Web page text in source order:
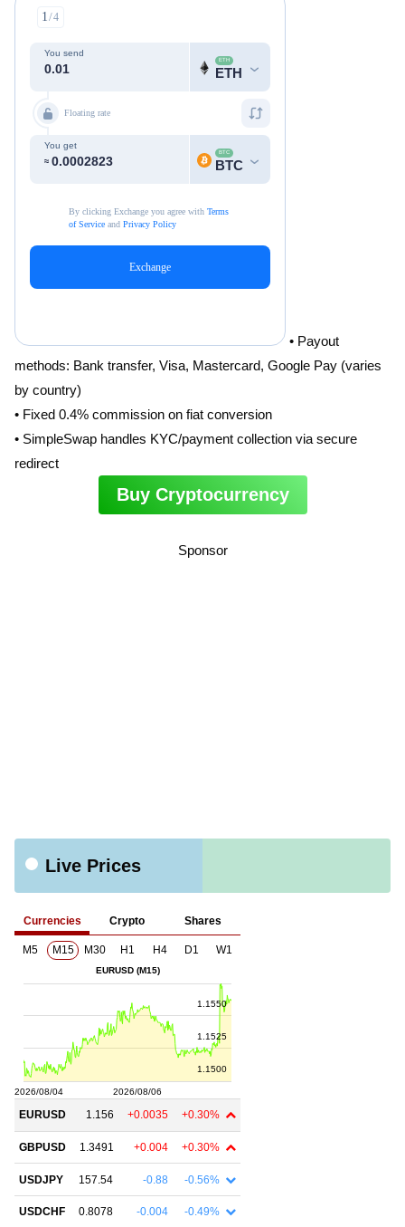
• Payout
methods: Bank transfer, Visa, Mastercard, Google Pay (varies
by country)
• Fixed 0.4% commission on fiat conversion
• SimpleSwap handles KYC/payment collection via secure
redirect
Buy Cryptocurrency
Sponsor
Live Prices